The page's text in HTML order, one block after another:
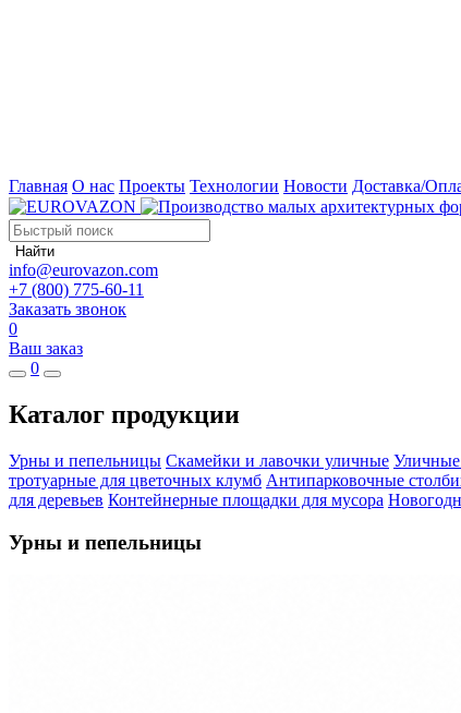
Главная О нас Проекты Технологии Новости Доставка/
Найти
info@eurovazon.com
+7 (800) 775-60-11
Заказать звонок
0
Ваш заказ
0
Каталог продукции
Урны и пепельницы Скамейки и лавочки уличные Уличные
тротуарные для цветочных клумб Антипарковочные
для деревьев Контейнерные площадки для мусора
Урны и пепельницы